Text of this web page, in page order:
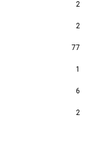
2
2
77
1
6
2